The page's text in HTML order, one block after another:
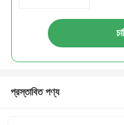
প্রস্তাবিত পণ্য